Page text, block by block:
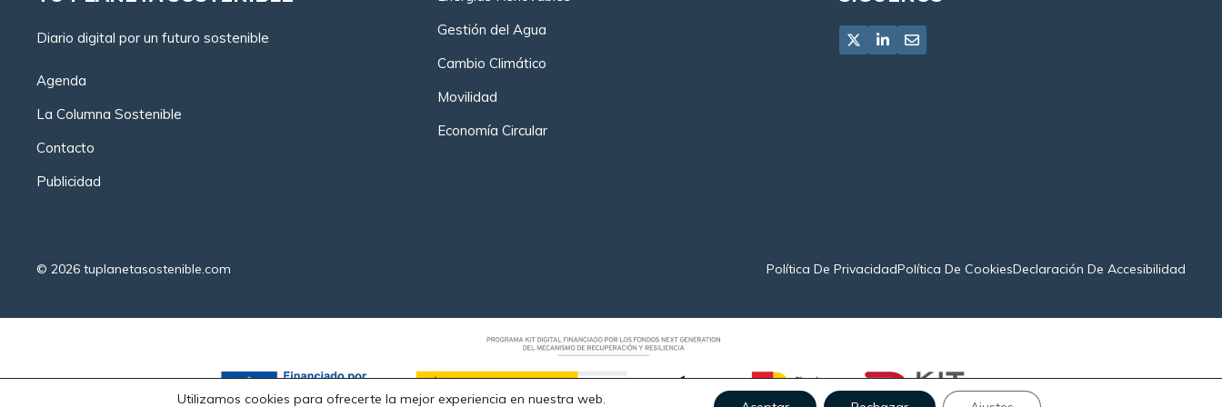
Diario digital por un futuro sostenible
Agenda
La Columna Sostenible
Contacto
Publicidad
Gestión del Agua
Cambio Climático
Movilidad
Economía Circular
© 2026 tuplanetasostenible.com Política De PrivacidadPolítica De CookiesDeclaración De Accesibilidad
Utilizamos cookies para ofrecerte la mejor experiencia en nuestra web.